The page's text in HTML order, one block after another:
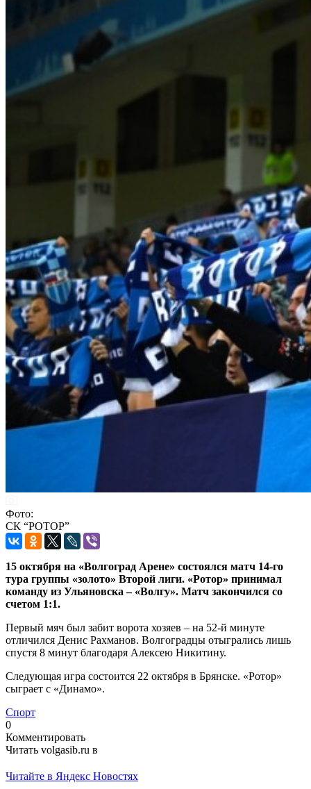
Фото:
СК “РОТОР”
15 октября на «Волгоград Арене» состоялся матч 14-го
тура группы «золото» Второй лиги. «Ротор» принимал
команду из Ульяновска – «Волгу». Матч закончился со
счетом 1:1.
Первый мяч был забит ворота хозяев – на 52-й минуте
отличился Денис Рахманов. Волгоградцы отыгрались лишь
спустя 8 минут благодаря Алексею Никитину.
Следующая игра состоится 22 октября в Брянске. «Ротор»
сыграет с «Динамо».
Спорт
0
Комментировать
Читать volgasib.ru в
Читайте в Яндекс Новостях